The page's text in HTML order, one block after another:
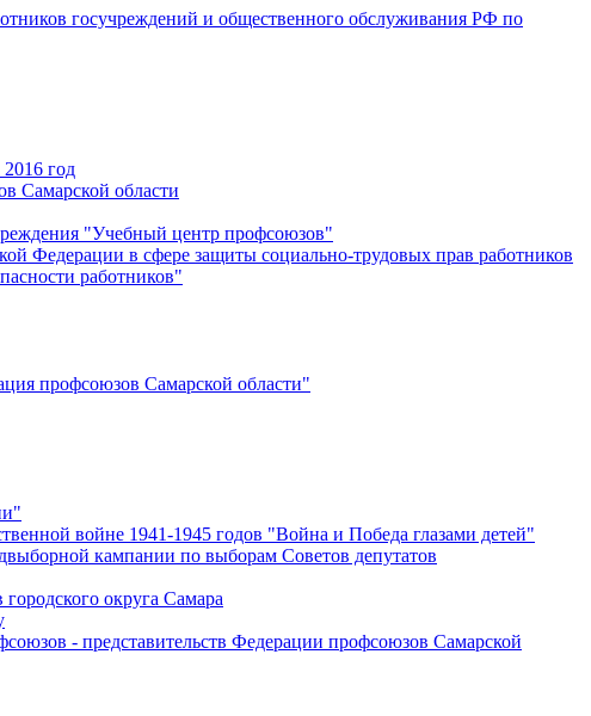
госучреждений и общественного обслуживания РФ по
год
Самарской области
"Учебный центр профсоюзов"
Федерации в сфере защиты социально-трудовых прав работников
работников"
профсоюзов Самарской области"
войне 1941-1945 годов "Война и Победа глазами детей"
кампании по выборам Советов депутатов
округа Самара
- представительств Федерации профсоюзов Самарской